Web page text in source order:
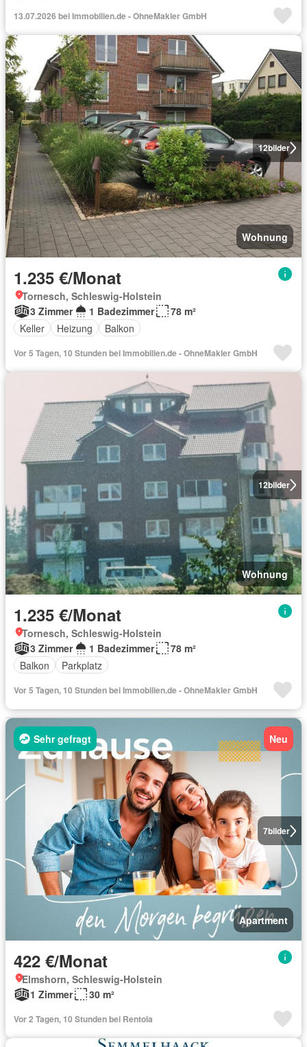
13.07.2026 bei Immobilien.de - OhneMakler GmbH
12bilder
Wohnung
1.235 €/Monat
Tornesch, Schleswig-Holstein
3 Zimmer
1 Badezimmer
78 m²
Keller
Heizung Balkon
Vor 5 Tagen, 10 Stunden bei Immobilien.de - OhneMakler GmbH
12bilder
Wohnung
1.235 €/Monat
Tornesch, Schleswig-Holstein
3 Zimmer
1 Badezimmer
78 m²
Balkon
Parkplatz
Vor 5 Tagen, 10 Stunden bei Immobilien.de - OhneMakler GmbH
7bilder
Sehr gefragt Neu
Apartment
422 €/Monat
Elmshorn, Schleswig-Holstein
1 Zimmer
30 m²
Vor 2 Tagen, 10 Stunden bei Rentola